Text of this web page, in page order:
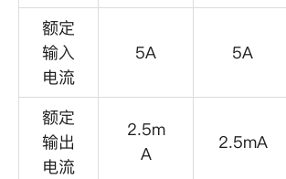
额定
输入
电流
5A 5A
额定
输出
电流
2.5m
A
2.5mA